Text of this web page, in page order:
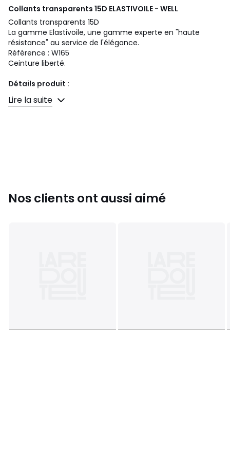
Collants transparents 15D ELASTIVOILE - WELL
Collants transparents 15D
La gamme Elastivoile, une gamme experte en "haute
résistance" au service de l'élégance.
Référence : W165
Ceinture liberté.
Détails produit :
Made in France
Ce produit est labellisé Oeko-Tex®. Le label Oeko-Tex®
Lire la suite
Nos clients ont aussi aimé